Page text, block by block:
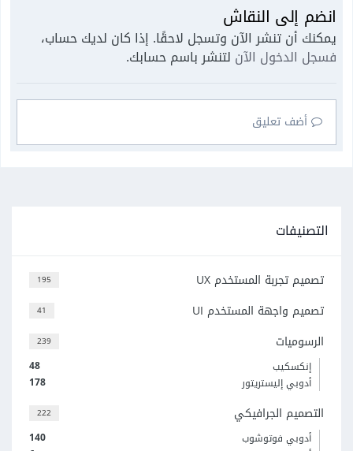
انضم إلى النقاش
يمكنك أن تنشر الآن وتسجل لاحقًا. إذا كان لديك حساب،
فسجل الدخول الآن لتنشر باسم حسابك.
أضف تعليق
التصنيفات
195 تصميم تجربة المستخدم UX
41 تصميم واجهة المستخدم UI
239 الرسوميات
48
إنكسكيب
178
أدوبي إليستريتور
222 التصميم الجرافيكي
140
أدوبي فوتوشوب